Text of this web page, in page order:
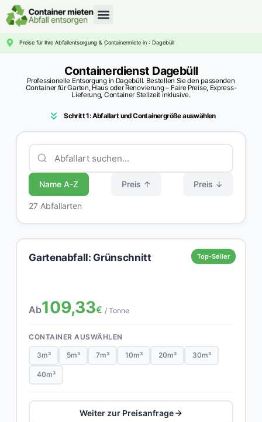
Preise für Ihre Abfallentsorgung & Containermiete in : Dagebüll
Containerdienst Dagebüll
Professionelle Entsorgung in Dagebüll. Bestellen Sie den passenden
Container für Garten, Haus oder Renovierung – Faire Preise, Express-
Lieferung, Container Stellzeit inklusive.
Schritt 1: Abfallart und Containergröße auswählen
Name A-Z Preis ↑ Preis ↓
27 Abfallarten
Top-Seller
Gartenabfall: Grünschnitt
Ab109,33€ / Tonne
CONTAINER AUSWÄHLEN
3m³ 5m³ 7m³ 10m³ 20m³ 30m³
40m³
Weiter zur Preisanfrage